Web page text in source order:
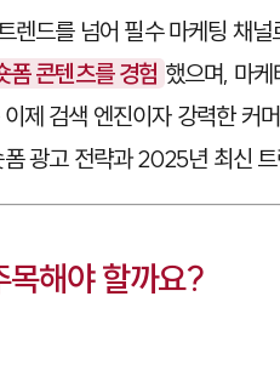
드를 넘어 필수 마케팅 채
콘텐츠를 경험 했으며, 마케
제 검색 엔진이자 강력한 커
광고 전략과 2025년 최신
목해야 할까요?